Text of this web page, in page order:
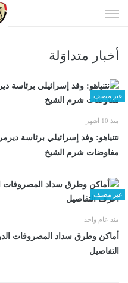
الى
أخبار متداوَلة
غير مصنف
منذ 10 أشهر
نتنياهو: وفد إسرائيلي برئاسة
مفاوضات شرم الشيخ
غير مصنف
منذ عام واحد
التفاصيل